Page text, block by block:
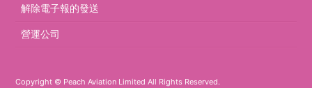
解除電子報的發送
營運公司
Copyright © Peach Aviation Limited All Rights Reserved.